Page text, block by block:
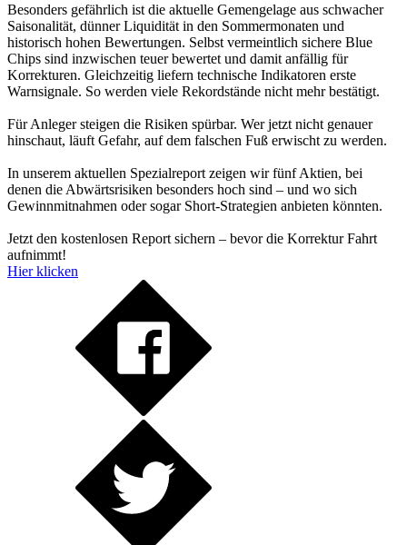
Besonders gefährlich ist die aktuelle Gemengelage aus schwacher
Saisonalität, dünner Liquidität in den Sommermonaten und
historisch hohen Bewertungen. Selbst vermeintlich sichere Blue
Chips sind inzwischen teuer bewertet und damit anfällig für
Korrekturen. Gleichzeitig liefern technische Indikatoren erste
Warnsignale. So werden viele Rekordstände nicht mehr bestätigt.
Für Anleger steigen die Risiken spürbar. Wer jetzt nicht genauer
hinschaut, läuft Gefahr, auf dem falschen Fuß erwischt zu werden.
In unserem aktuellen Spezialreport zeigen wir fünf Aktien, bei
denen die Abwärtsrisiken besonders hoch sind – und wo sich
Gewinnmitnahmen oder sogar Short-Strategien anbieten könnten.
Jetzt den kostenlosen Report sichern – bevor die Korrektur Fahrt
aufnimmt!
Hier klicken